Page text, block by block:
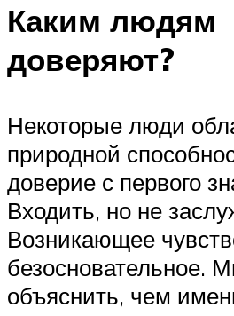
Каким людям
доверяют?
Некоторые люди
природной
доверие с первого
Входить, но не
Возникающее
безосновательное.
объяснить, чем